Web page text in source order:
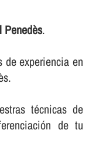
Penedès.
de experiencia en
técnicas de
de tu